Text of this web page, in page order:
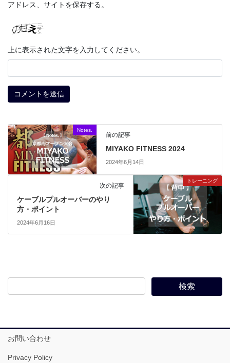
アドレス、サイトを保存する。
上に表示された文字を入力してください。
Notes.
前の記事
MIYAKO FITNESS 2024
2024年6月14日
トレーニング
次の記事
ケーブルプルオーバーのやり
方・ポイント
2024年6月16日
お問い合わせ
Privacy Policy